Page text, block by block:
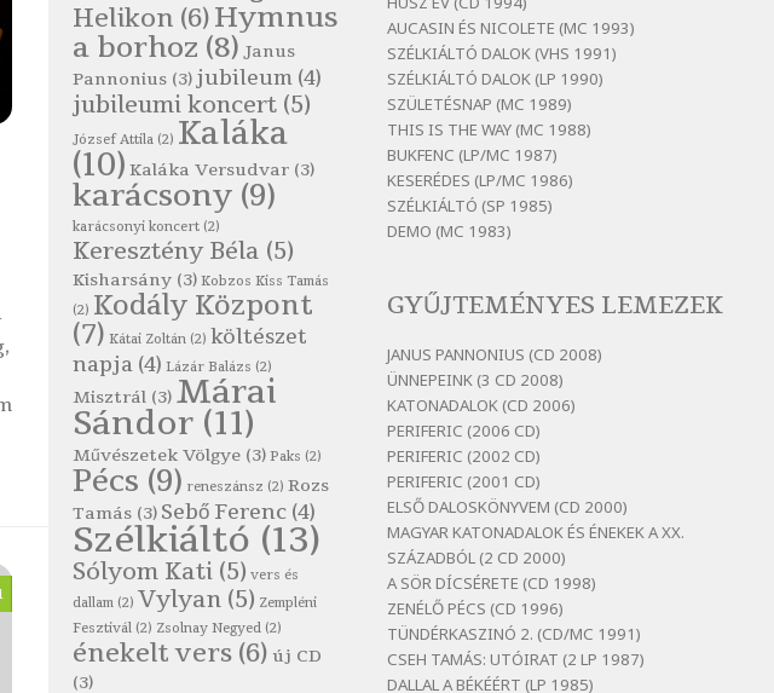
Szélkiáltó
Bertók László: El-elképzelem a
falansztert
Szélkiáltó
Bertók László: Elmenni kevés,
itt maradni sok
Szélkiáltó
Bertók László: Mintha már
pénteken vasárnap
Bertók László: Ó, az a hol volt
Szélkiáltó
Bertók László: Sárga őszi vers
Szélkiáltó
Bertók László: Vásáros
Szélkiáltó
Bertók László: Vizibolt
Szélkiáltó
Bornemissza Endre: Szitakötő
Szélkiáltó
Detlev von Liliencron:
Bölcsődal
AUCASIN ÉS NICOLETE (MC 1993)
SZÉLKIÁLTÓ DALOK (VHS 1991)
SZÉLKIÁLTÓ DALOK (LP 1990)
SZÜLETÉSNAP (MC 1989)
THIS IS THE WAY (MC 1988)
BUKFENC (LP/MC 1987)
KESERÉDES (LP/MC 1986)
SZÉLKIÁLTÓ (SP 1985)
DEMO (MC 1983)
GYŰJTEMÉNYES LEMEZEK
JANUS PANNONIUS (CD 2008)
ÜNNEPEINK (3 CD 2008)
KATONADALOK (CD 2006)
PERIFERIC (2006 CD)
PERIFERIC (2002 CD)
PERIFERIC (2001 CD)
ELSŐ DALOSKÖNYVEM (CD 2000)
MAGYAR KATONADALOK ÉS ÉNEKEK A XX.
SZÁZADBÓL (2 CD 2000)
A SÖR DÍCSÉRETE (CD 1998)
ZENÉLŐ PÉCS (CD 1996)
TÜNDÉRKASZINÓ 2. (CD/MC 1991)
CSEH TAMÁS: UTÓIRAT (2 LP 1987)
DALLAL A BÉKÉÉRT (LP 1985)
Helikon (6)Hymnus
a borhoz (8) Janus
Pannonius (3)jubileum (4)
jubileumi koncert (5)
József Attila (2) Kaláka
(10) Kaláka Versudvar (3)
karácsony (9)
karácsonyi koncert (2)
Keresztény Béla (5)
Kisharsány (3) Kobzos Kiss Tamás
(2) Kodály Központ
(7) Kátai Zoltán (2) költészet
napja (4) Lázár Balázs (2)
Misztrál (3) Márai
Sándor (11)
Művészetek Völgye (3) Paks (2)
Pécs (9) reneszánsz (2) Rozs
Tamás (3) Sebő Ferenc (4)
Szélkiáltó (13)
Sólyom Kati (5) vers és
dallam (2) Vylyan (5) Zempléni
Fesztivál (2) Zsolnay Negyed (2)
énekelt vers (6) új CD
(3)